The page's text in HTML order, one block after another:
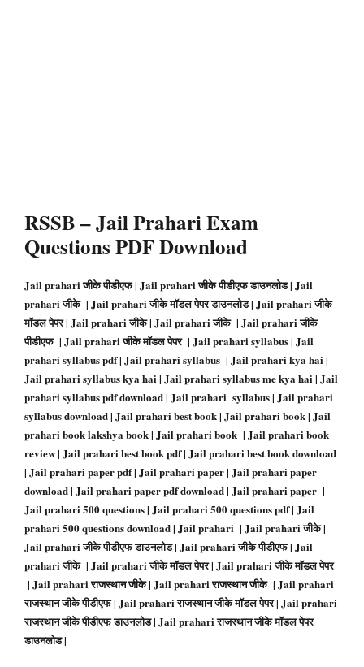
RSSB – Jail Prahari Exam
Questions PDF Download
Jail prahari जीके पीडीएफ | Jail prahari जीके पीडीएफ डाउनलोड | Jail
prahari जीके | Jail prahari जीके मॉडल पेपर डाउनलोड | Jail prahari जीके
मॉडल पेपर | Jail prahari जीके | Jail prahari जीके | Jail prahari जीके
पीडीएफ | Jail prahari जीके मॉडल पेपर | Jail prahari syllabus | Jail
prahari syllabus pdf | Jail prahari syllabus | Jail prahari kya hai |
Jail prahari syllabus kya hai | Jail prahari syllabus me kya hai | Jail
prahari syllabus pdf download | Jail prahari syllabus | Jail prahari
syllabus download | Jail prahari best book | Jail prahari book | Jail
prahari book lakshya book | Jail prahari book | Jail prahari book
review | Jail prahari best book pdf | Jail prahari best book download
| Jail prahari paper pdf | Jail prahari paper | Jail prahari paper
download | Jail prahari paper pdf download | Jail prahari paper |
Jail prahari 500 questions | Jail prahari 500 questions pdf | Jail
prahari 500 questions download | Jail prahari | Jail prahari जीके |
Jail prahari जीके पीडीएफ डाउनलोड | Jail prahari जीके पीडीएफ | Jail
prahari जीके | Jail prahari जीके मॉडल पेपर | Jail prahari जीके मॉडल पेपर
| Jail prahari राजस्थान जीके | Jail prahari राजस्थान जीके | Jail prahari
राजस्थान जीके पीडीएफ | Jail prahari राजस्थान जीके मॉडल पेपर | Jail prahari
राजस्थान जीके पीडीएफ डाउनलोड | Jail prahari राजस्थान जीके मॉडल पेपर
डाउनलोड |